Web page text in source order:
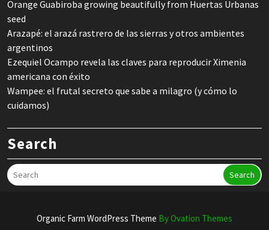
Orange Guabiroba growing beautifully from Huertas Urbanas
seed
Arazapé: el arazá rastrero de las sierras y otros ambientes
argentinos
Ezequiel Ocampo revela las claves para reproducir Ximenia
americana con éxito
Wampee: el frutal secreto que sabe a milagro (y cómo lo
cuidamos)
Search
Search
Organic Farm WordPress Theme By Ovation Themes